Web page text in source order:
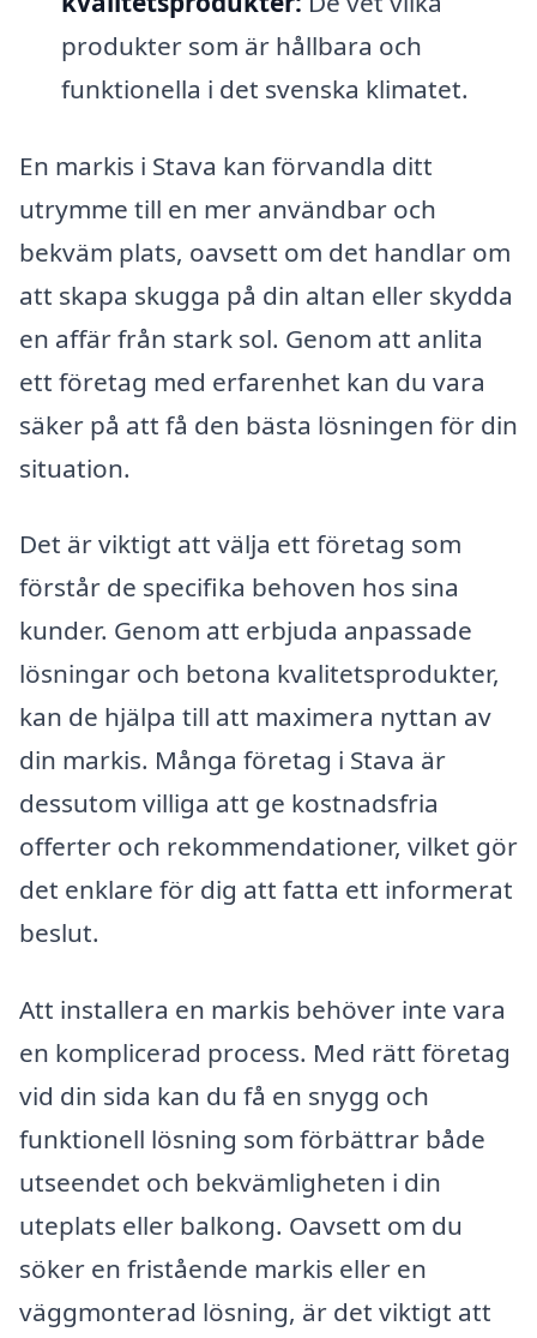
produkter som är hållbara och
funktionella i det svenska klimatet.
En markis i Stava kan förvandla ditt
utrymme till en mer användbar och
bekväm plats, oavsett om det handlar om
att skapa skugga på din altan eller skydda
en affär från stark sol. Genom att anlita
ett företag med erfarenhet kan du vara
säker på att få den bästa lösningen för din
situation.
Det är viktigt att välja ett företag som
förstår de specifika behoven hos sina
kunder. Genom att erbjuda anpassade
lösningar och betona kvalitetsprodukter,
kan de hjälpa till att maximera nyttan av
din markis. Många företag i Stava är
dessutom villiga att ge kostnadsfria
offerter och rekommendationer, vilket gör
det enklare för dig att fatta ett informerat
beslut.
Att installera en markis behöver inte vara
en komplicerad process. Med rätt företag
vid din sida kan du få en snygg och
funktionell lösning som förbättrar både
utseendet och bekvämligheten i din
uteplats eller balkong. Oavsett om du
söker en fristående markis eller en
väggmonterad lösning, är det viktigt att